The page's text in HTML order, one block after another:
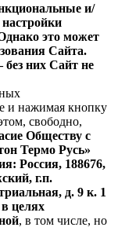
и/
это может
Сайта.
без них Сайт не
и нажимая кнопку
свободно,
Обществу с
Термо Русь»
Россия, 188676,
г.п.
д. 9 к. 1
в целях
, в том числе, но